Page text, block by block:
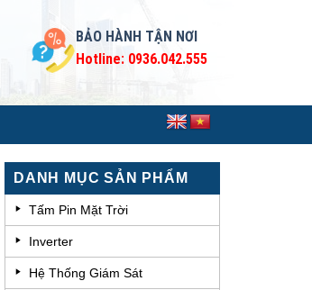
BẢO HÀNH TẬN NƠI
Hotline: 0936.042.555
DANH MỤC SẢN PHẨM
Tấm Pin Mặt Trời
Inverter
Hệ Thống Giám Sát